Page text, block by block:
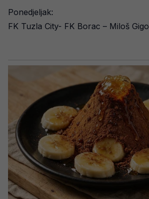
Ponedjeljak:
FK Tuzla City- FK Borac – Miloš